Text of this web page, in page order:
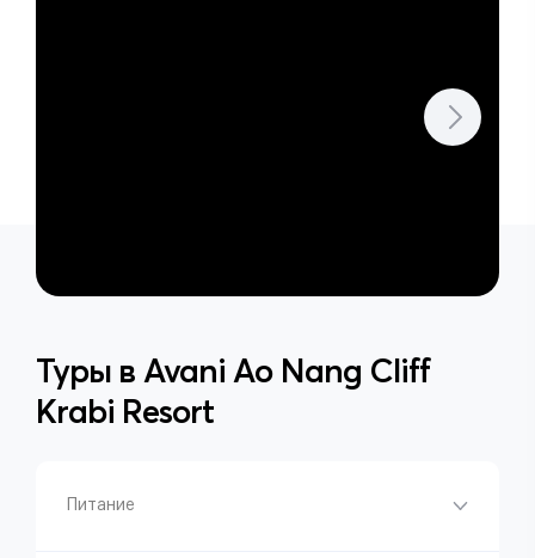
Туры в Avani Ao Nang Cliff
Krabi Resort
Питание